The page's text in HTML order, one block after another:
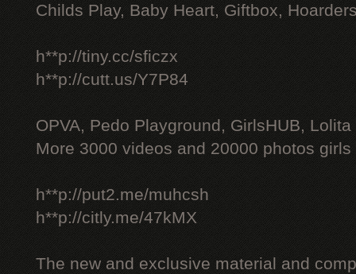
Childs Play, Baby Heart, Giftbox,
h**p://tiny.cc/sficzx
h**p://cutt.us/Y7P84
OPVA, Pedo Playground, GirlsHUB, Lolita
More 3000 videos and 20000 photos
h**p://put2.me/muhcsh
h**p://citly.me/47kMX
The new and exclusive material and